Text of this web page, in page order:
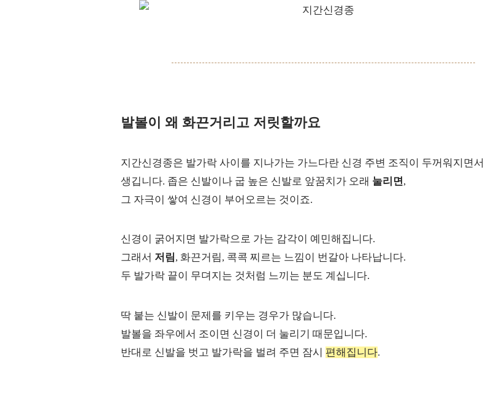
발볼이 왜 화끈거리고 저릿할까요
지간신경종은 발가락 사이를 지나가는 가느다란 신경 주변 조직이 두꺼워지면서
생깁니다. 좁은 신발이나 굽 높은 신발로 앞꿈치가 오래 눌리면 ,
그 자극이 쌓여 신경이 부어오르는 것이죠.
신경이 굵어지면 발가락으로 가는 감각이 예민해집니다.
그래서 저림 , 화끈거림, 콕콕 찌르는 느낌이 번갈아 나타납니다.
두 발가락 끝이 무뎌지는 것처럼 느끼는 분도 계십니다.
딱 붙는 신발이 문제를 키우는 경우가 많습니다.
발볼을 좌우에서 조이면 신경이 더 눌리기 때문입니다.
반대로 신발을 벗고 발가락을 벌려 주면 잠시 편해집니다.